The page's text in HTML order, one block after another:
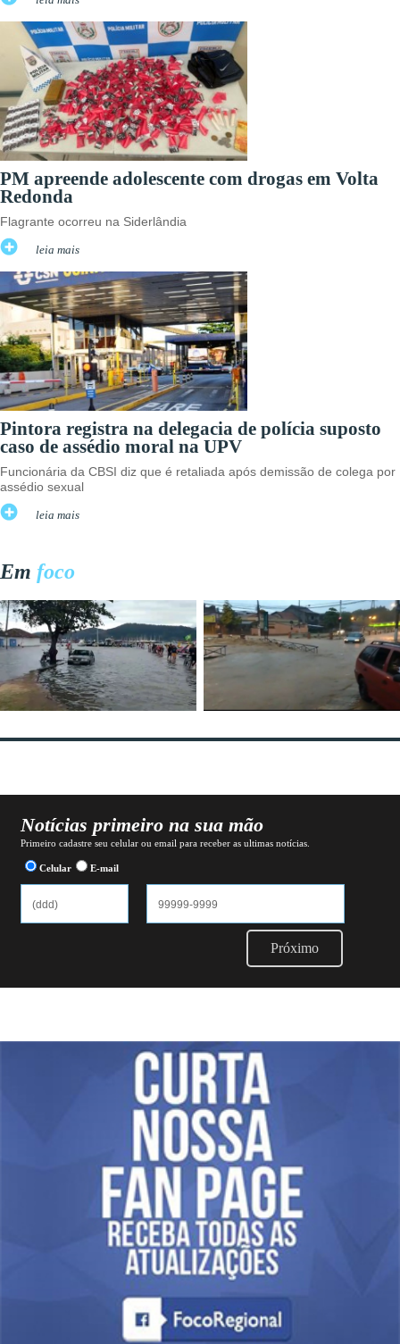
PM apreende adolescente com drogas em Volta
Redonda
Flagrante ocorreu na Siderlândia
leia mais
Pintora registra na delegacia de polícia suposto
caso de assédio moral na UPV
Funcionária da CBSI diz que é retaliada após demissão de colega por
assédio sexual
leia mais
Em foco
Notícias primeiro na sua mão
Primeiro cadastre seu celular ou email para receber as ultimas notícias.
Celular E-mail
Próximo